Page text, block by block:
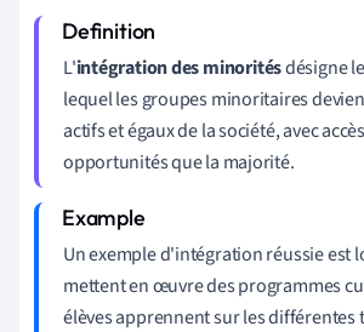
L'intégration des minoritésdésigne
lequel les groupes minoritaires
actifs et égaux de la société, avec
opportunités que la majorité.
Un exemple d'intégration réussie est
mettent en œuvre des programmes
élèves apprennent sur les différentes